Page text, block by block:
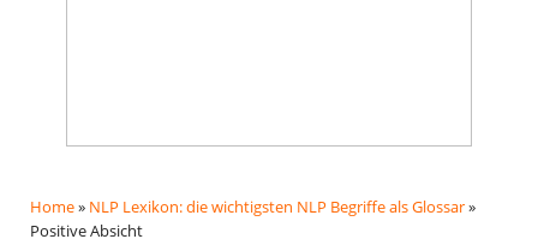
Home» NLP Lexikon: die wichtigsten NLP Begriffe als Glossar»
Positive Absicht